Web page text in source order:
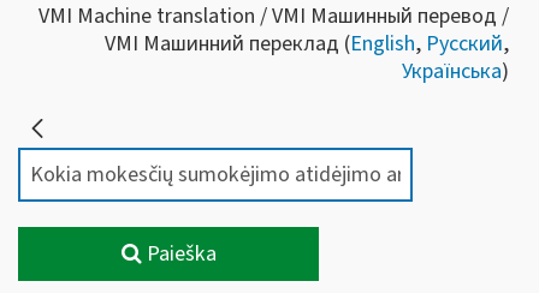
VMI Machine translation / VMI Машинный перевод /
VMI Машинний переклад (English, Русский,
Українська)
Paieška